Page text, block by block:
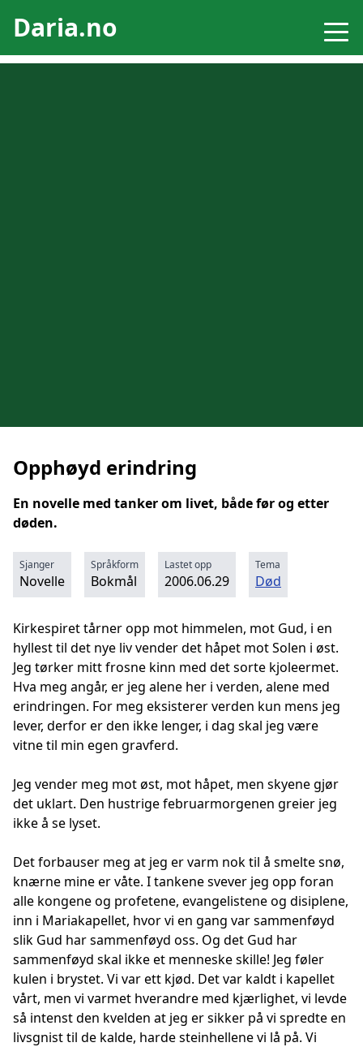
Daria.no
Opphøyd erindring
En novelle med tanker om livet, både før og etter
døden.
Sjanger
Novelle
Språkform
Bokmål
Lastet opp
2006.06.29
Tema
Død
Kirkespiret tårner opp mot himmelen, mot Gud, i en
hyllest til det nye liv vender det håpet mot Solen i øst.
Jeg tørker mitt frosne kinn med det sorte kjoleermet.
Hva meg angår, er jeg alene her i verden, alene med
erindringen. For meg eksisterer verden kun mens jeg
lever, derfor er den ikke lenger, i dag skal jeg være
vitne til min egen gravferd.
Jeg vender meg mot øst, mot håpet, men skyene gjør
det uklart. Den hustrige februarmorgenen greier jeg
ikke å se lyset.
Det forbauser meg at jeg er varm nok til å smelte snø,
knærne mine er våte. I tankene svever jeg opp foran
alle kongene og profetene, evangelistene og disiplene,
inn i Mariakapellet, hvor vi en gang var sammenføyd
slik Gud har sammenføyd oss. Og det Gud har
sammenføyd skal ikke et menneske skille! Jeg føler
kulen i brystet. Vi var ett kjød. Det var kaldt i kapellet
vårt, men vi varmet hverandre med kjærlighet, vi levde
så intenst den kvelden at jeg er sikker på vi spredte en
livsgnist til de kalde, harde steinhellene vi lå på. Vi